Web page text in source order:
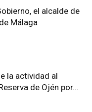
el alcalde de
Málaga
la actividad al
de Ojén por...